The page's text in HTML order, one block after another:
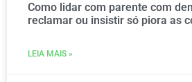
Como lidar com parente com
reclamar ou insistir só piora as
LEIA MAIS »